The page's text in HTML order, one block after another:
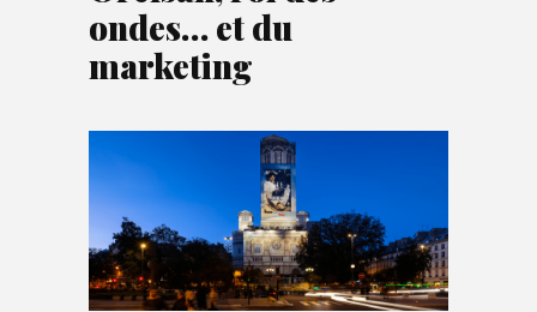
ondes… et du
marketing